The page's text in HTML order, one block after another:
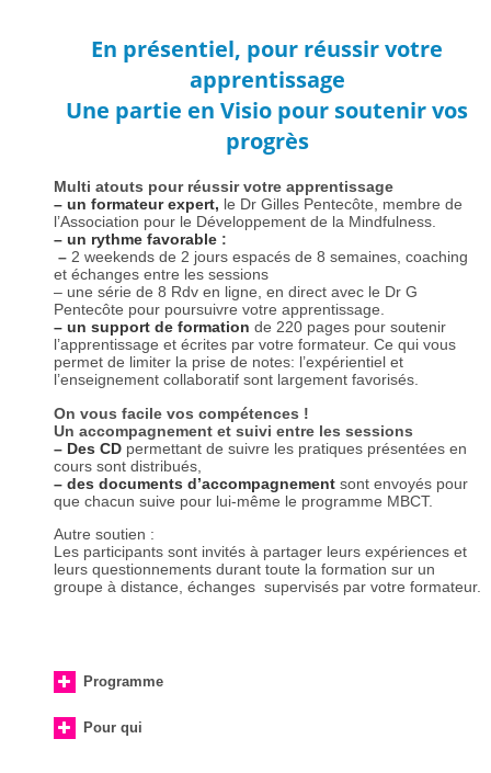
En présentiel, pour réussir votre
apprentissage
Une partie en Visio pour soutenir vos
progrès
Multi atouts pour réussir votre apprentissage
– un formateur expert, le Dr Gilles Pentecôte, membre de
l’Association pour le Développement de la Mindfulness.
– un rythme favorable :
– 2 weekends de 2 jours espacés de 8 semaines, coaching
et échanges entre les sessions
– une série de 8 Rdv en ligne, en direct avec le Dr G
Pentecôte pour poursuivre votre apprentissage.
– un support de formation de 220 pages pour soutenir
l’apprentissage et écrites par votre formateur. Ce qui vous
permet de limiter la prise de notes: l’expérientiel et
l’enseignement collaboratif sont largement favorisés.
On vous facile vos compétences !
Un accompagnement et suivi entre les sessions
– Des CDpermettant de suivre les pratiques présentées en
cours sont distribués,
– des documents d’accompagnementsont envoyés pour
que chacun suive pour lui-même le programme MBCT.
Autre soutien :
Les participants sont invités à partager leurs expériences et
leurs questionnements durant toute la formation sur un
groupe à distance, échanges supervisés par votre formateur.
Programme
Pour qui